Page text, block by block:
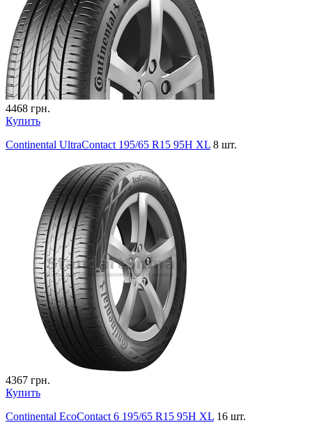
4468 грн.
Купить
Continental UltraContact 195/65 R15 95H XL 8 шт.
4367 грн.
Купить
Continental EcoContact 6 195/65 R15 95H XL 16 шт.